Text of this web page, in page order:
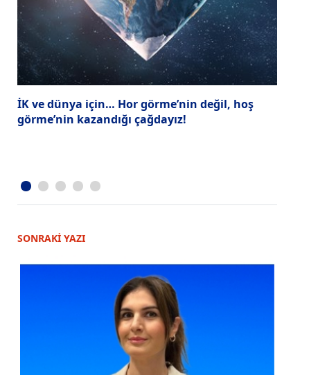
İK ve dünya için… Hor görme’nin değil, hoş
görme’nin kazandığı çağdayız!
SONRAKİ YAZI